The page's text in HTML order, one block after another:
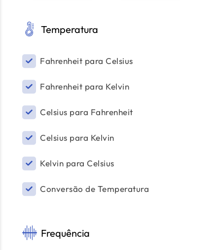
Temperatura
Fahrenheit para Celsius
Fahrenheit para Kelvin
Celsius para Fahrenheit
Celsius para Kelvin
Kelvin para Celsius
Conversão de Temperatura
Frequência